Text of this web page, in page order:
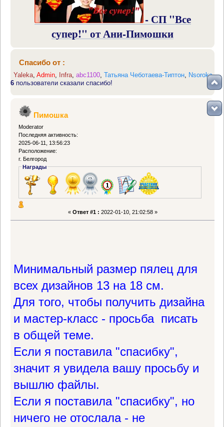
- СП "Все
супер!" от Ани-Пимошки
Спасибо от :
Yaleka ,Admin Infra ,abc1100 ,Татьяна Чеботаева-Типтон Nsoroka
6 пользователи сказали спасибо!
Пимошка
Moderator
Последняя активность:
2025-06-11, 13:56:23
Расположение:
г. Белгород
Награды
« Ответ #1 : 2022-01-10, 21:02:58 »
Минимальный размер пялец для
всех дизайнов 13 на 18 см.
Для того, чтобы получить дизайна
и мастер-класс - просьба писать
в общей теме.
Если я поставила "спасибку",
значит я увидела вашу просьбу и
вышлю файлы.
Если я поставила "спасибку", но
ничего не отослала - не